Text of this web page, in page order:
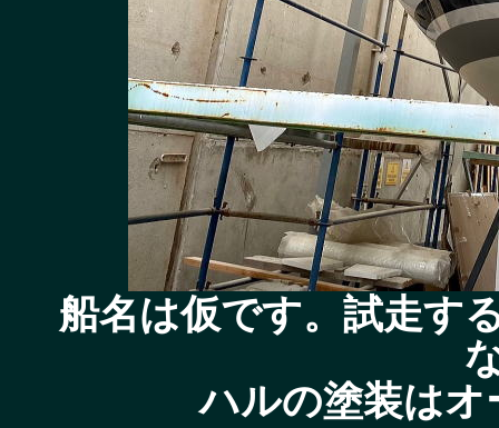
船名は仮です。試走す
ハルの塗装は